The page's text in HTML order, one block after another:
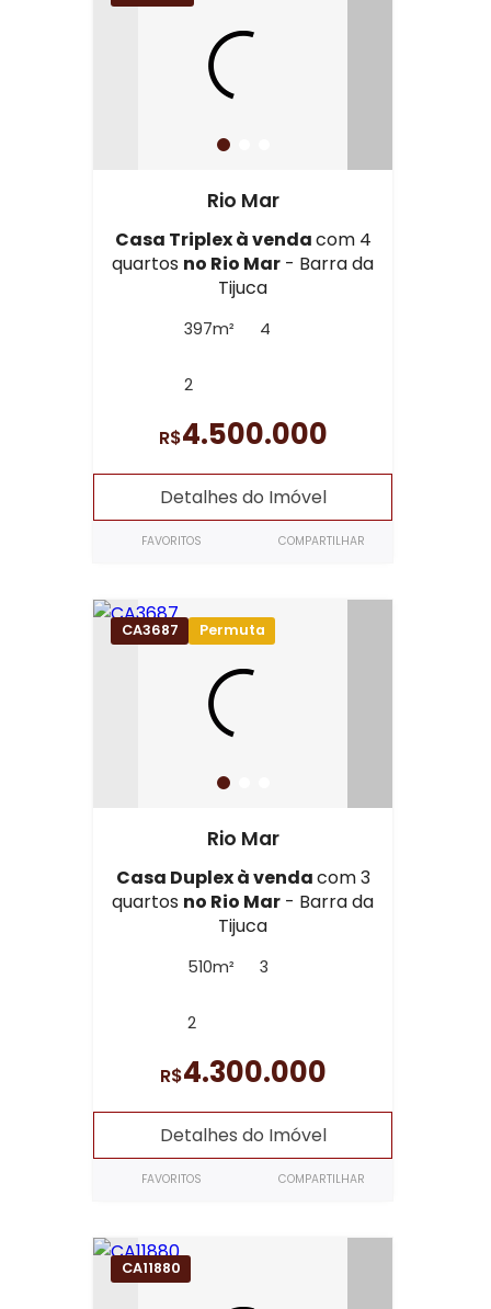
Rio Mar
Casa Triplex à vendacom 4
quartos no Rio Mar - Barra da
Tijuca
397m² 4
2
R$4.500.000
Detalhes do Imóvel
FAVORITOS COMPARTILHAR
CA3687 Permuta
Rio Mar
Casa Duplex à vendacom 3
quartos no Rio Mar - Barra da
Tijuca
510m² 3
2
R$4.300.000
Detalhes do Imóvel
FAVORITOS COMPARTILHAR
CA11880